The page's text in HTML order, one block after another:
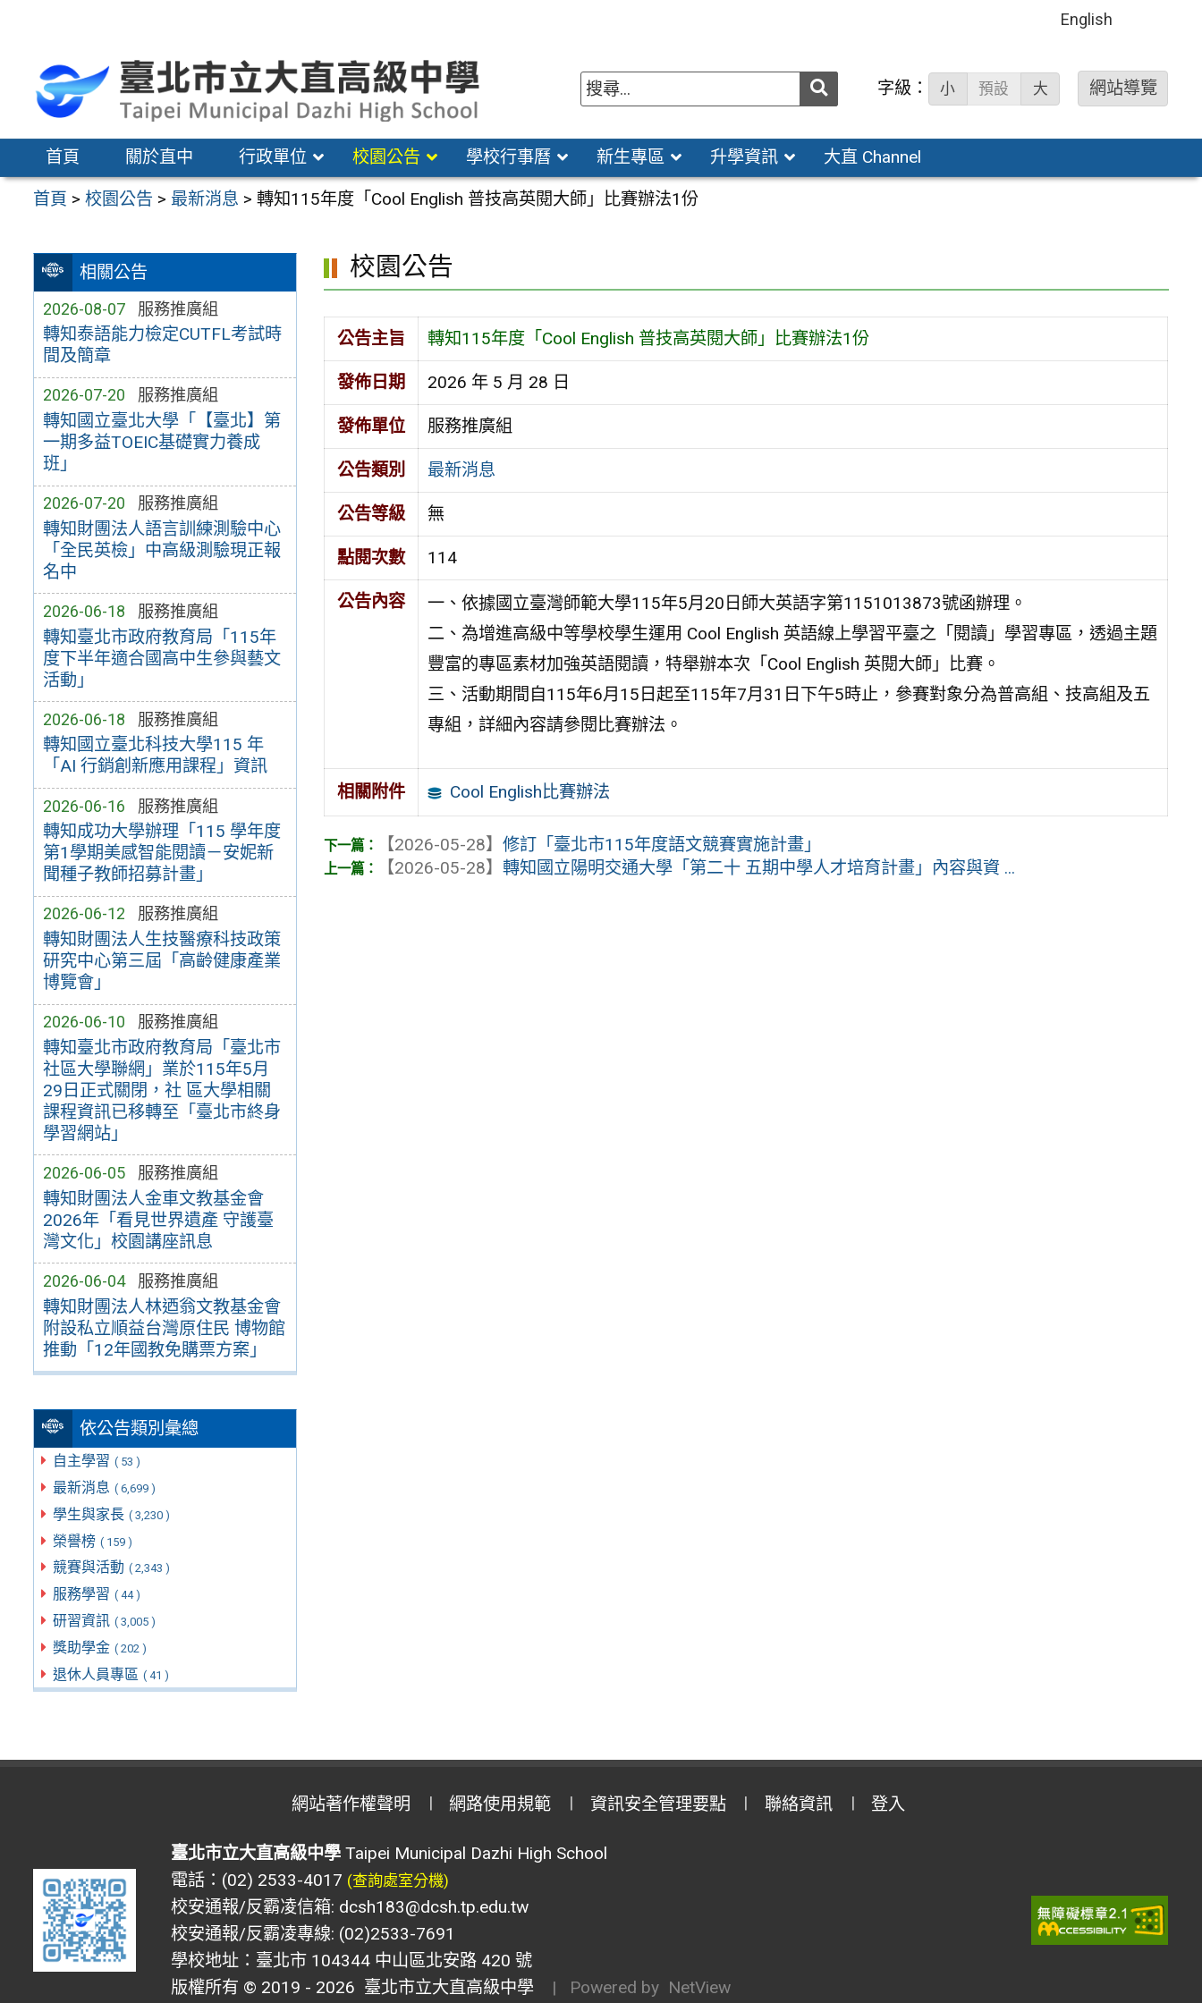
區
English
送出 字級： 小 預設 大 網站導覽
首頁 關於直中 行政單位 校園公告 學校行事曆 新生專區 升學資訊 大直 Channel
首頁 >校園公告 > 最新消息 >轉知115年度「Cool English 普技高英閱大師」比賽辦法1份
相關公告
2026-08-07 服務推廣組
轉知泰語能力檢定CUTFL考試時
間及簡章
2026-07-20 服務推廣組
轉知國立臺北大學「【臺北】第
一期多益TOEIC基礎實力養成
班」
2026-07-20 服務推廣組
轉知財團法人語言訓練測驗中心
「全民英檢」中高級測驗現正報
名中
2026-06-18 服務推廣組
轉知臺北市政府教育局「115年
度下半年適合國高中生參與藝文
活動」
2026-06-18 服務推廣組
轉知國立臺北科技大學115 年
「AI 行銷創新應用課程」資訊
2026-06-16 服務推廣組
轉知成功大學辦理「115 學年度
第1學期美感智能閱讀－安妮新
聞種子教師招募計畫」
2026-06-12 服務推廣組
轉知財團法人生技醫療科技政策
研究中心第三屆「高齡健康產業
博覽會」
2026-06-10 服務推廣組
轉知臺北市政府教育局「臺北市
社區大學聯網」業於115年5月
29日正式關閉，社 區大學相關
課程資訊已移轉至「臺北市終身
學習網站」
2026-06-05 服務推廣組
轉知財團法人金車文教基金會
2026年「看見世界遺產 守護臺
灣文化」校園講座訊息
2026-06-04 服務推廣組
轉知財團法人林迺翁文教基金會
附設私立順益台灣原住民 博物館
推動「12年國教免購票方案」
依公告類別彙總
自主學習 ( 53 )
最新消息 ( 6,699 )
學生與家長 ( 3,230 )
榮譽榜 ( 159 )
競賽與活動 ( 2,343 )
服務學習 ( 44 )
研習資訊 ( 3,005 )
獎助學金 ( 202 )
退休人員專區 ( 41 )
校園公告
公告主旨 轉知115年度「Cool English 普技高英閱大師」比賽辦法1份
發佈日期 2026 年 5 月 28 日
發佈單位 服務推廣組
公告類別 最新消息
公告等級 無
點閱次數 114
公告內容
一、依據國立臺灣師範大學115年5月20日師大英語字第1151013873號函辦理。
二、為增進高級中等學校學生運用 Cool English 英語線上學習平臺之「閱讀」學習專區，透過主題
豐富的專區素材加強英語閱讀，特舉辦本次「Cool English 英閱大師」比賽。
三、活動期間自115年6月15日起至115年7月31日下午5時止，參賽對象分為普高組、技高組及五
專組，詳細內容請參閱比賽辦法。
相關附件 Cool English比賽辦法
【2026-05-28】修訂「臺北市115年度語文競賽實施計畫」
【2026-05-28】轉知國立陽明交通大學「第二十 五期中學人才培育計畫」內容與資 ...
網站著作權聲明 網路使用規範 資訊安全管理要點 聯絡資訊 登入
臺北市立大直高級中學Taipei Municipal Dazhi High School
電話：(02) 2533-4017 (查詢處室分機)
校安通報/反霸凌信箱: dcsh183@dcsh.tp.edu.tw
校安通報/反霸凌專線: (02)2533-7691
學校地址：臺北市 104344 中山區北安路 420 號
版權所有 © 2019 - 2026 臺北市立大直高級中學 | Powered by NetView